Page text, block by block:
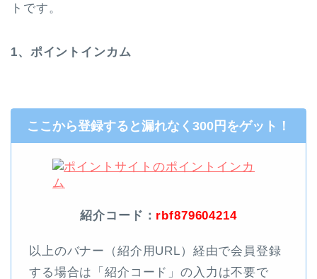
トです。
1、ポイントインカム
ここから登録すると漏れなく300円をゲット！
紹介コード： rbf879604214
以上のバナー（紹介用URL）経由で会員登録
する場合は「紹介コード」の入力は不要で